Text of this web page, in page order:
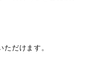
だけます。